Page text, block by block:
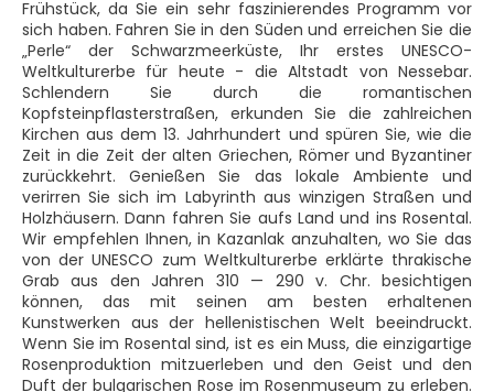
Frühstück, da Sie ein sehr faszinierendes Programm vor
sich haben. Fahren Sie in den Süden und erreichen Sie die
„Perle“ der Schwarzmeerküste, Ihr erstes UNESCO-
Weltkulturerbe für heute - die Altstadt von Nessebar.
Schlendern Sie durch die romantischen
Kopfsteinpflasterstraßen, erkunden Sie die zahlreichen
Kirchen aus dem 13. Jahrhundert und spüren Sie, wie die
Zeit in die Zeit der alten Griechen, Römer und Byzantiner
zurückkehrt. Genießen Sie das lokale Ambiente und
verirren Sie sich im Labyrinth aus winzigen Straßen und
Holzhäusern. Dann fahren Sie aufs Land und ins Rosental.
Wir empfehlen Ihnen, in Kazanlak anzuhalten, wo Sie das
von der UNESCO zum Weltkulturerbe erklärte thrakische
Grab aus den Jahren 310 — 290 v. Chr. besichtigen
können, das mit seinen am besten erhaltenen
Kunstwerken aus der hellenistischen Welt beeindruckt.
Wenn Sie im Rosental sind, ist es ein Muss, die einzigartige
Rosenproduktion mitzuerleben und den Geist und den
Duft der bulgarischen Rose im Rosenmuseum zu erleben.